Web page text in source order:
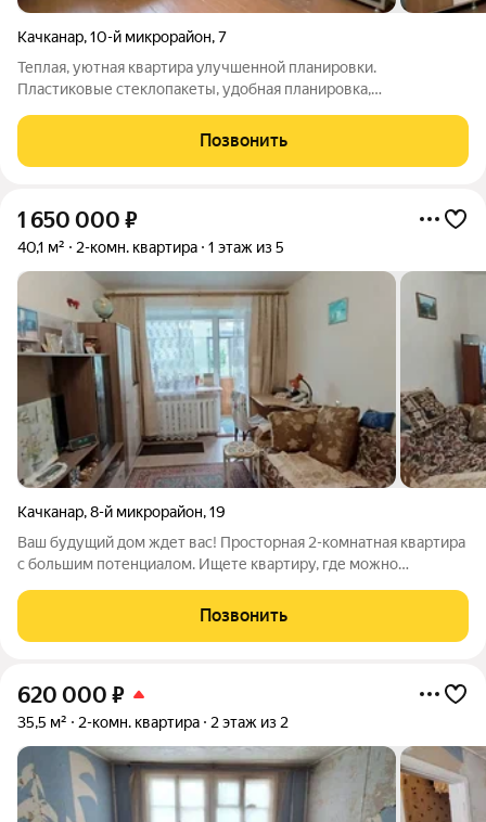
Качканар,10-й микрорайон,7
Теплая, уютная квартира улучшенной планировки.
Пластиковые стеклопакеты, удобная планировка,
проживания, так и для сдачи в аренду. Возможна ипотека
через банки-партнеры, рассрочка. За дополнительной
Позвонить
1 650 000 ₽
40,1 м² 2-комн. квартира 1 этаж из 5
Качканар,8-й микрорайон,19
Ваш будущий дом ждет вас! Просторная 2-комнатная квартира
с большим потенциалом. Ищете квартиру, где можно
комнатную квартиру на первом этаже с большой лоджией. Это
прекрасная основа для создания
Позвонить
620 000 ₽
35,5 м² 2-комн. квартира 2 этаж из 2